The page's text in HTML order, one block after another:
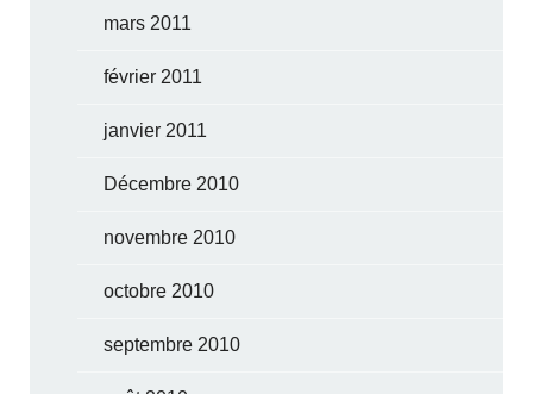
mars 2011
février 2011
janvier 2011
Décembre 2010
novembre 2010
octobre 2010
septembre 2010